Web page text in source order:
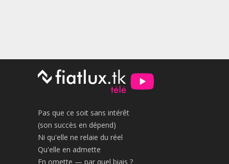
Pas que ce soit sans intérêt
(son succès en dépend)
Ni qu'elle ne relaie du réel
Qu'elle en admette
En omette — par quel biais ?